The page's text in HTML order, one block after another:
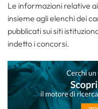
Le informazioni relative
insieme agli elenchi dei
pubblicati sui siti
indetto i concorsi.